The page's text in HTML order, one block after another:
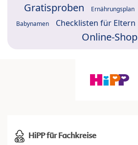
Gratisproben Ernährungsplan
Babynamen Checklisten für Eltern
Online-Shop
HiPP für Fachkreise